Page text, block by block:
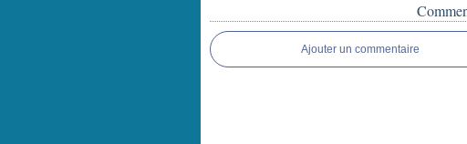
Ajouter un commentaire